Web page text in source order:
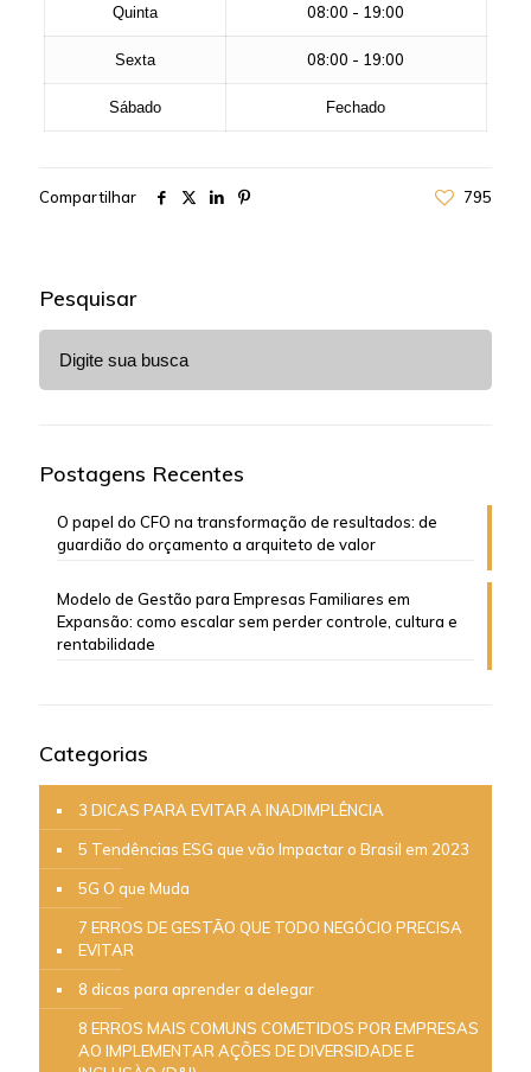
Quinta 08:00 - 19:00
Sexta 08:00 - 19:00
Sábado Fechado
Compartilhar 795
Pesquisar
Postagens Recentes
O papel do CFO na transformação de resultados: de
guardião do orçamento a arquiteto de valor
Modelo de Gestão para Empresas Familiares em
Expansão: como escalar sem perder controle, cultura e
rentabilidade
Categorias
3 DICAS PARA EVITAR A INADIMPLÊNCIA
5 Tendências ESG que vão Impactar o Brasil em 2023
5G O que Muda
7 ERROS DE GESTÃO QUE TODO NEGÓCIO PRECISA
EVITAR
8 dicas para aprender a delegar
8 ERROS MAIS COMUNS COMETIDOS POR EMPRESAS
AO IMPLEMENTAR AÇÕES DE DIVERSIDADE E